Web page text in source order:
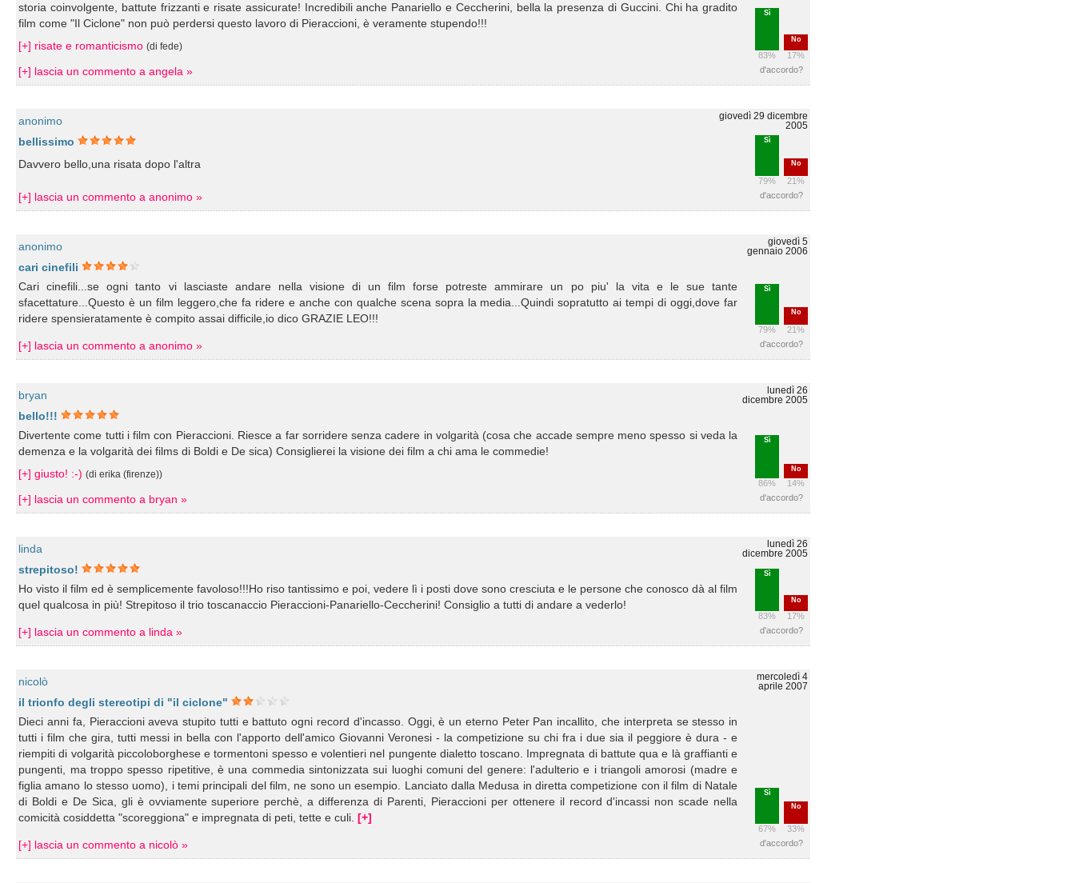
Sì
83%
No
17%
storia coinvolgente, battute frizzanti e risate assicurate! Incredibili anche Panariello e Ceccherini, bella la presenza di Guccini. Chi ha gradito
film come "Il Ciclone" non può perdersi questo lavoro di Pieraccioni, è veramente stupendo!!!
[+] risate e romanticismo (di fede)
[+] lascia un commento a angela » d'accordo?
anonimo
giovedì 29 dicembre
2005
bellissimo Sì
79%
No
21%
Davvero bello,una risata dopo l'altra
[+] lascia un commento a anonimo » d'accordo?
anonimo
giovedì 5
gennaio 2006
cari cinefili
Sì
79%
No
21%
Cari cinefili...se ogni tanto vi lasciaste andare nella visione di un film forse potreste ammirare un po piu' la vita e le sue tante
sfacettature...Questo è un film leggero,che fa ridere e anche con qualche scena sopra la media...Quindi sopratutto ai tempi di oggi,dove far
ridere spensieratamente è compito assai difficile,io dico GRAZIE LEO!!!
[+] lascia un commento a anonimo » d'accordo?
bryan
lunedì 26
dicembre 2005
bello!!!
Sì
86%
No
14%
Divertente come tutti i film con Pieraccioni. Riesce a far sorridere senza cadere in volgarità (cosa che accade sempre meno spesso si veda la
demenza e la volgarità dei films di Boldi e De sica) Consiglierei la visione dei film a chi ama le commedie!
[+] giusto! :-) (di erika (firenze))
[+] lascia un commento a bryan » d'accordo?
linda
lunedì 26
dicembre 2005
strepitoso! Sì
83%
No
17%
Ho visto il film ed è semplicemente favoloso!!!Ho riso tantissimo e poi, vedere lì i posti dove sono cresciuta e le persone che conosco dà al film
quel qualcosa in più! Strepitoso il trio toscanaccio Pieraccioni-Panariello-Ceccherini! Consiglio a tutti di andare a vederlo!
[+] lascia un commento a linda » d'accordo?
nicolò
mercoledì 4
aprile 2007
il trionfo degli stereotipi di "il ciclone"
Sì
67%
No
33%
Dieci anni fa, Pieraccioni aveva stupito tutti e battuto ogni record d'incasso. Oggi, è un eterno Peter Pan incallito, che interpreta se stesso in
tutti i film che gira, tutti messi in bella con l'apporto dell'amico Giovanni Veronesi - la competizione su chi fra i due sia il peggiore è dura - e
riempiti di volgarità piccoloborghese e tormentoni spesso e volentieri nel pungente dialetto toscano. Impregnata di battute qua e là graffianti e
pungenti, ma troppo spesso ripetitive, è una commedia sintonizzata sui luoghi comuni del genere: l'adulterio e i triangoli amorosi (madre e
figlia amano lo stesso uomo), i temi principali del film, ne sono un esempio. Lanciato dalla Medusa in diretta competizione con il film di Natale
di Boldi e De Sica, gli è ovviamente superiore perchè, a differenza di Parenti, Pieraccioni per ottenere il record d'incassi non scade nella
comicità cosiddetta "scoreggiona" e impregnata di peti, tette e culi.[+]
[+] lascia un commento a nicolò » d'accordo?